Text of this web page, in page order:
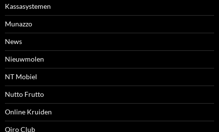
Kassasystemen
Munazzo
News
Nieuwmolen
NT Mobiel
Nutto Frutto
Online Kruiden
Qiro Club